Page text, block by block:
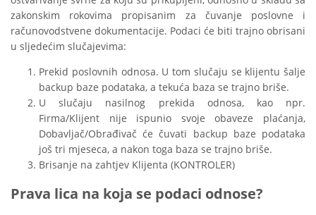
zakonskim rokovima propisanim za čuvanje poslovne i
računovodstvene dokumentacije. Podaci će biti trajno obrisani
u sljedećim slučajevima:
Prekid poslovnih odnosa. U tom slučaju se klijentu šalje
backup baze podataka, a tekuća baza se trajno briše.
U slučaju nasilnog prekida odnosa, kao npr.
Firma/Klijent nije ispunio svoje obaveze plaćanja,
Dobavljač/Obrađivač će čuvati backup baze podataka
još tri mjeseca, a nakon toga baza se trajno briše.
Brisanje na zahtjev Klijenta (KONTROLER)
Prava lica na koja se podaci odnose?